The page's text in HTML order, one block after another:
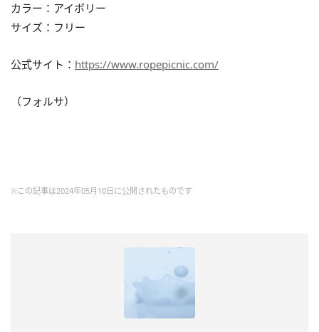
カラー：アイボリー
サイズ：フリー
公式サイト： https://www.ropepicnic.com/
（フォルサ）
※この記事は2024年05月10日に公開されたものです